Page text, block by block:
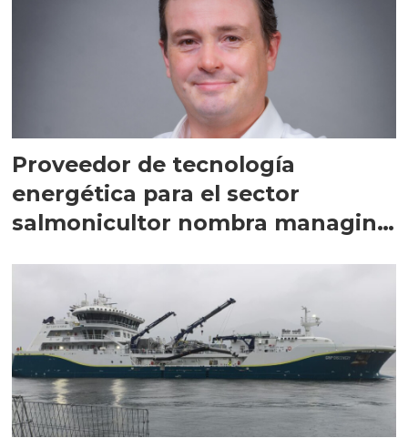
Proveedor de tecnología
energética para el sector
salmonicultor nombra managing